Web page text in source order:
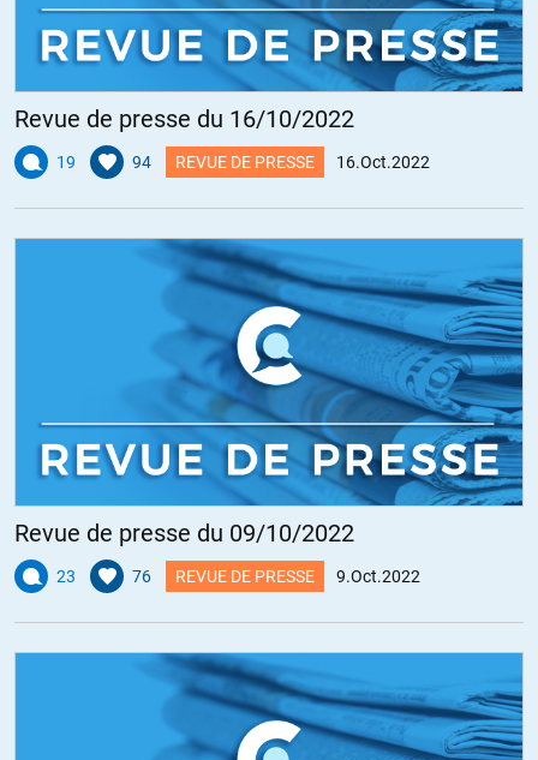
Revue de presse du 16/10/2022
19 94 REVUE DE PRESSE 16.Oct.2022
Revue de presse du 09/10/2022
23 76 REVUE DE PRESSE 9.Oct.2022